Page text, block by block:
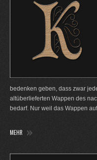
bedenken geben, dass zwar
altüberlieferten Wappen des
bedarf. Nur weil das Wappen
MEHR